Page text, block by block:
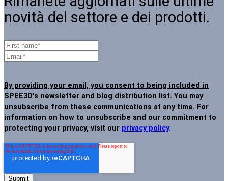
novità del settore e dei prodotti.
By providing your email, you consent to being included in
SPEE3D's newsletter and blog distribution list. You may
unsubscribe from these communications at any time. For
information on how to unsubscribe and our commitment to
protecting your privacy, visit our privacy policy.